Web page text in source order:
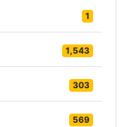
1
1,543
303
569